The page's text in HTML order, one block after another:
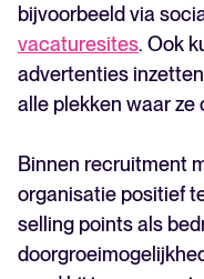
bijvoorbeeld via
vacaturesites. Ook
advertenties
alle plekken waar ze
Binnen recruitment
organisatie positief
selling points als